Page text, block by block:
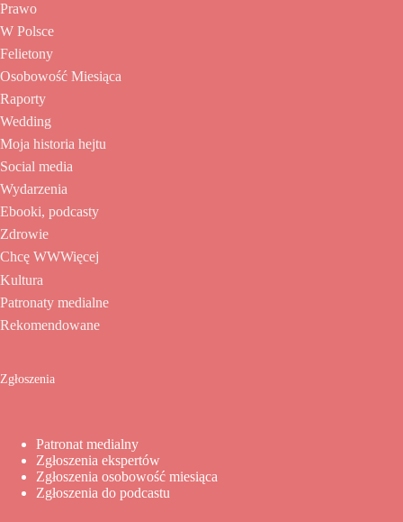
Prawo
W Polsce
Felietony
Osobowość Miesiąca
Raporty
Wedding
Moja historia hejtu
Social media
Wydarzenia
Ebooki, podcasty
Zdrowie
Chcę WWWięcej
Kultura
Patronaty medialne
Rekomendowane
Zgłoszenia
Patronat medialny
Zgłoszenia ekspertów
Zgłoszenia osobowość miesiąca
Zgłoszenia do podcastu